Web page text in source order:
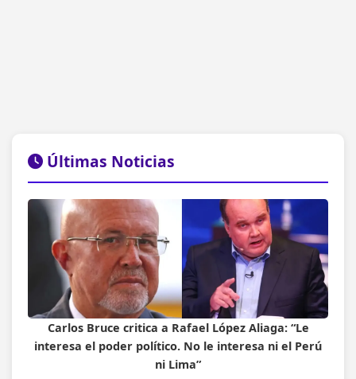
Últimas Noticias
Carlos Bruce critica a Rafael López Aliaga: “Le
interesa el poder político. No le interesa ni el Perú
ni Lima”